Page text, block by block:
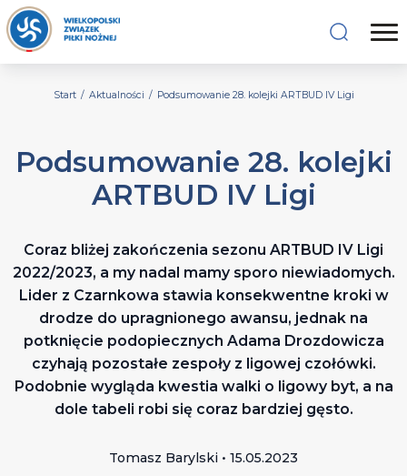
Start / Aktualności / Podsumowanie 28. kolejki ARTBUD IV Ligi
Podsumowanie 28. kolejki
ARTBUD IV Ligi
Coraz bliżej zakończenia sezonu ARTBUD IV Ligi
2022/2023, a my nadal mamy sporo niewiadomych.
Lider z Czarnkowa stawia konsekwentne kroki w
drodze do upragnionego awansu, jednak na
potknięcie podopiecznych Adama Drozdowicza
czyhają pozostałe zespoły z ligowej czołówki.
Podobnie wygląda kwestia walki o ligowy byt, a na
dole tabeli robi się coraz bardziej gęsto.
Tomasz Barylski • 15.05.2023